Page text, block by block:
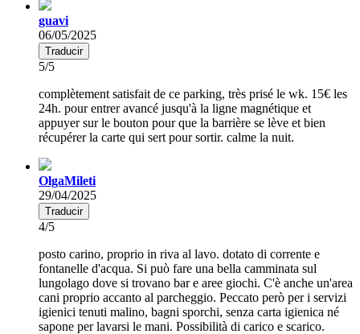
guavi
06/05/2025
Traducir
5/5
complètement satisfait de ce parking, très prisé le wk. 15€ les
24h. pour entrer avancé jusqu'à la ligne magnétique et
appuyer sur le bouton pour que la barrière se lève et bien
récupérer la carte qui sert pour sortir. calme la nuit.
OlgaMileti
29/04/2025
Traducir
4/5
posto carino, proprio in riva al lavo. dotato di corrente e
fontanelle d'acqua. Si può fare una bella camminata sul
lungolago dove si trovano bar e aree giochi. C'è anche un'area
cani proprio accanto al parcheggio. Peccato però per i servizi
igienici tenuti malino, bagni sporchi, senza carta igienica né
sapone per lavarsi le mani. Possibilità di carico e scarico.